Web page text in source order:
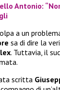
Antonio:
a un
sa di dire la
. Tuttavia, il
scritta